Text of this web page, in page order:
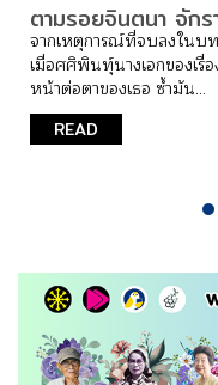
นที่ 2)
สารกานดา ซึ่งจบค้างไว้
รูปขยับกายปรากฏขึ้นต่อ